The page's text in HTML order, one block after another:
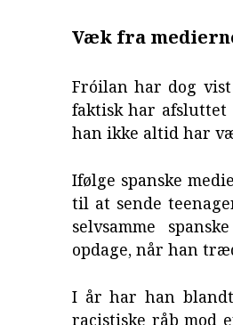
Væk fra
Fróilan har dog
faktisk har afsluttet
han ikke altid har
Ifølge spanske
til at sende
selvsamme
opdage, når han
I år har han
racistiske råb mod